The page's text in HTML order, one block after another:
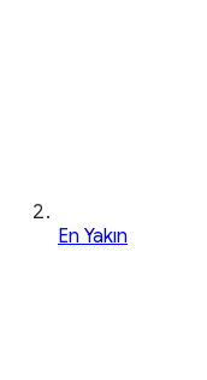
En Yakın